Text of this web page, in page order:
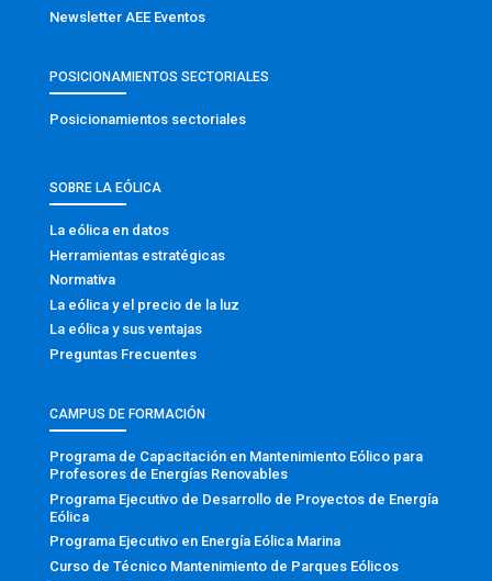
Newsletter AEE Eventos
POSICIONAMIENTOS SECTORIALES
Posicionamientos sectoriales
SOBRE LA EÓLICA
La eólica en datos
Herramientas estratégicas
Normativa
La eólica y el precio de la luz
La eólica y sus ventajas
Preguntas Frecuentes
CAMPUS DE FORMACIÓN
Programa de Capacitación en Mantenimiento Eólico para
Profesores de Energías Renovables
Programa Ejecutivo de Desarrollo de Proyectos de Energía
Eólica
Programa Ejecutivo en Energía Eólica Marina
Curso de Técnico Mantenimiento de Parques Eólicos